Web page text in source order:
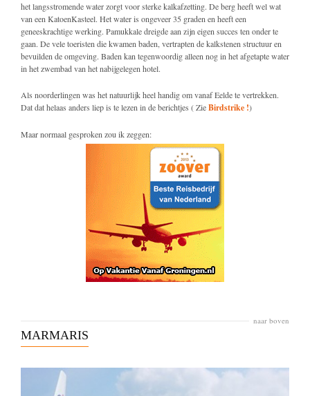
het langsstromende water zorgt voor sterke kalkafzetting. De berg heeft wel wat
van een KatoenKasteel. Het water is ongeveer 35 graden en heeft een
geneeskrachtige werking. Pamukkale dreigde aan zijn eigen succes ten onder te
gaan. De vele toeristen die kwamen baden, vertrapten de kalkstenen structuur en
bevuilden de omgeving. Baden kan tegenwoordig alleen nog in het afgetapte water
in het zwembad van het nabijgelegen hotel.
Als noorderlingen was het natuurlijk heel handig om vanaf Eelde te vertrekken.
Dat dat helaas anders liep is te lezen in de berichtjes ( ZieBirdstrike !)
Maar normaal gesproken zou ik zeggen:
naar boven
MARMARIS